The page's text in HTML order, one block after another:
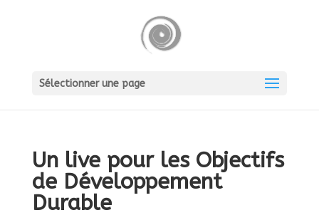
Sélectionner une page
Un live pour les Objectifs
de Développement
Durable